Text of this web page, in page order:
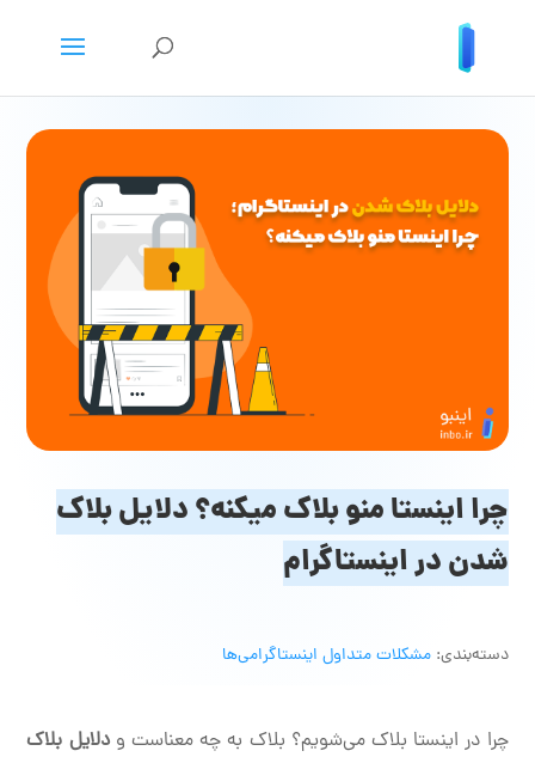
چرا اینستا منو بلاک میکنه؟ دلایل بلاک
شدن در اینستاگرام
دسته‌بندی:مشکلات متداول اینستاگرامی‌ها
چرا در اینستا بلاک می‌شویم؟ بلاک به چه معناست ودلایل بلاک